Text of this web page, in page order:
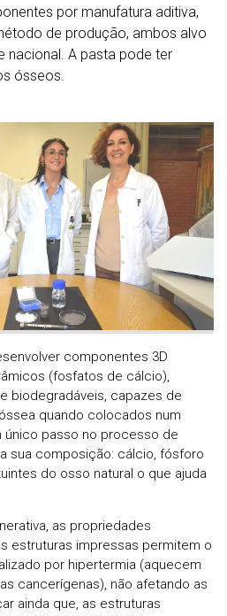
por manufatura aditiva,
de produção, ambos alvo
nacional. A pasta pode ter
ósseos.
componentes 3D
(fosfatos de cálcio),
biodegradáveis, capazes de
quando colocados num
único passo no processo de
sua composição: cálcio, fósforo
do osso natural o que ajuda
as propriedades
estruturas impressas permitem o
por hipertermia (aquecem
cancerígenas), não afetando as
ainda que, as estruturas